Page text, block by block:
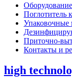
Поглотитель
Упаковочные
Приточно-
Контакты и
high